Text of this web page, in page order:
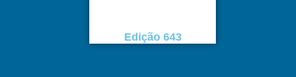
Edição 643